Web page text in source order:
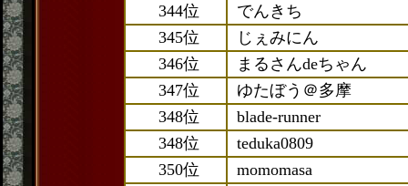
344位
でんきち
345位
じぇみにん
346位
まるさんdeちゃん
347位
ゆたぼう＠多摩
348位
blade-runner
348位
teduka0809
350位
momomasa